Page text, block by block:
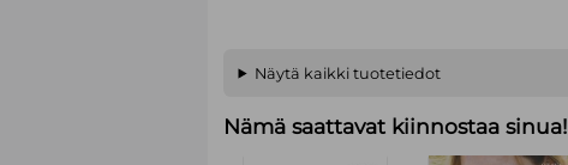
Näytä kaikki tuotetiedot
Nämä saattavat kiinnostaa sinua!